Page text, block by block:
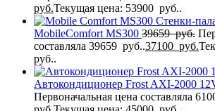
руб.Текущая цена: 53900 руб..
Стенки-
MobileComfort МS300 39659руб.
составляла 39659 руб..37100 руб.
руб..
Автокондиционер Frost AXI-2000
Первоначальная цена составляла